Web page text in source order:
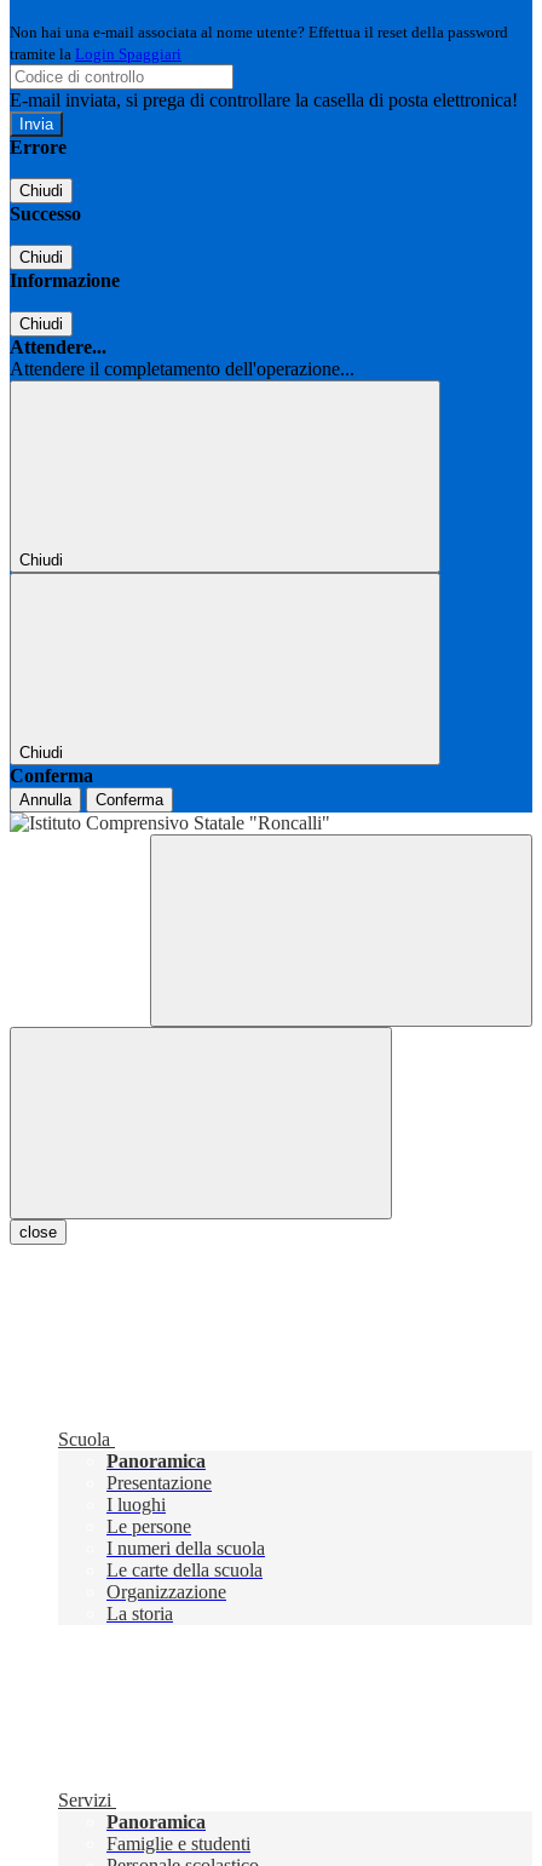
Non hai una e-mail associata al nome utente? Effettua il reset della password
tramite la Login Spaggiari
E-mail inviata, si prega di controllare la casella di posta elettronica!
Errore
Chiudi
Successo
Chiudi
Informazione
Chiudi
Attendere...
Attendere il completamento dell'operazione...
Chiudi
Chiudi
Conferma
Annulla Conferma
close
Scuola
Panoramica
Presentazione
I luoghi
Le persone
I numeri della scuola
Le carte della scuola
Organizzazione
La storia
Servizi
Panoramica
Famiglie e studenti